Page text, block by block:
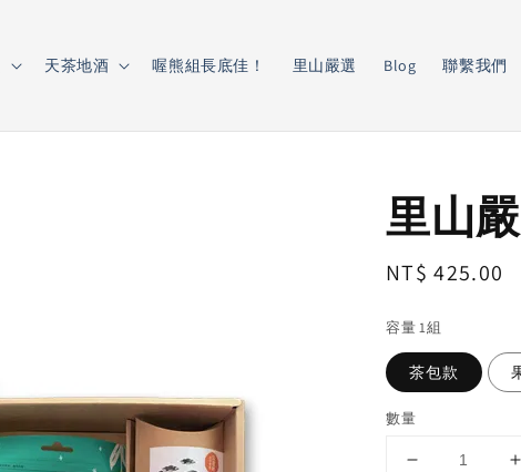
天茶地酒 喔熊組長底佳！ 里山嚴選 Blog 聯繫我們
里山
Regular
NT$ 425.00
容量 1組
茶包款
數量